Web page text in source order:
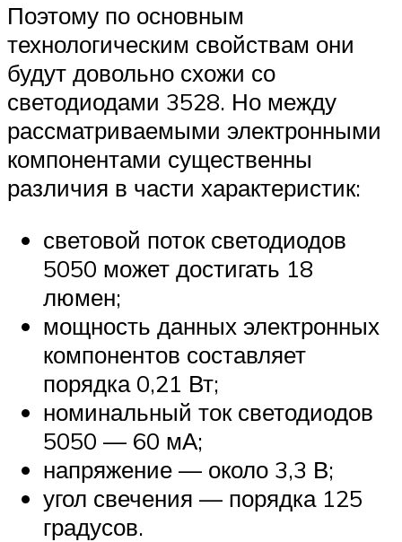
Поэтому по основным
технологическим свойствам они
будут довольно схожи со
светодиодами 3528. Но между
рассматриваемыми электронными
компонентами существенны
различия в части характеристик:
световой поток светодиодов
5050 может достигать 18
люмен;
мощность данных электронных
компонентов составляет
порядка 0,21 Вт;
номинальный ток светодиодов
5050 — 60 мА;
напряжение — около 3,3 В;
угол свечения — порядка 125
градусов.